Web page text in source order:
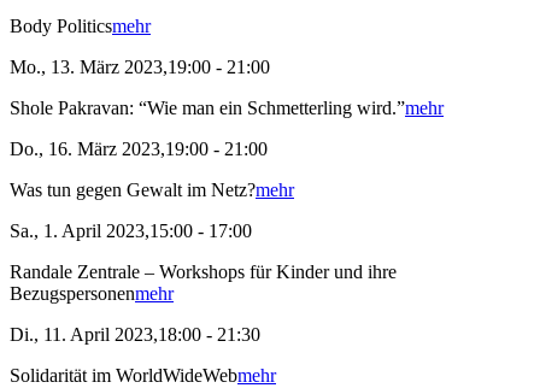
Body Politicsmehr
Mo., 13. März 2023,19:00 - 21:00
Shole Pakravan: “Wie man ein Schmetterling wird.”mehr
Do., 16. März 2023,19:00 - 21:00
Was tun gegen Gewalt im Netz?mehr
Sa., 1. April 2023,15:00 - 17:00
Randale Zentrale – Workshops für Kinder und ihre
Bezugspersonenmehr
Di., 11. April 2023,18:00 - 21:30
Solidarität im WorldWideWebmehr